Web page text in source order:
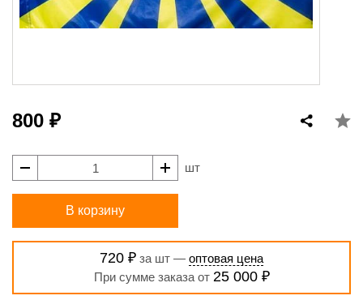
800 ₽
шт
В корзину
720 ₽ за шт — оптовая цена
При сумме заказа от 25 000 ₽